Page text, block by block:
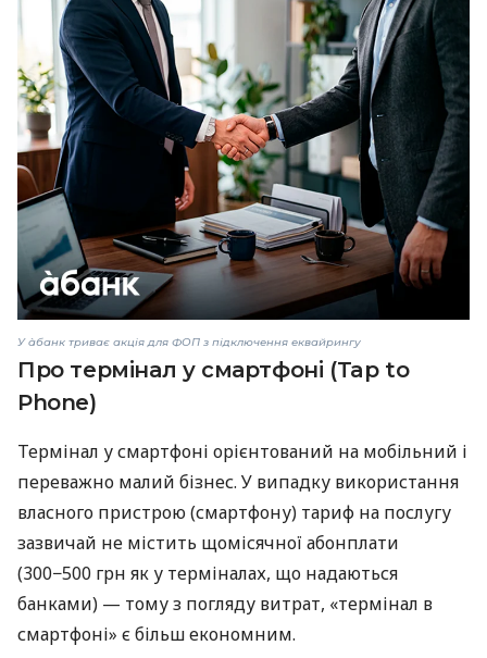
У àбанк триває акція для ФОП з підключення еквайрингу
Про термінал у смартфоні (Tap to
Phone)
Термінал у смартфоні орієнтований на мобільний і
переважно малий бізнес. У випадку використання
власного пристрою (смартфону) тариф на послугу
зазвичай не містить щомісячної абонплати
(300−500 грн як у терміналах, що надаються
банками) — тому з погляду витрат, «термінал в
смартфоні» є більш економним.